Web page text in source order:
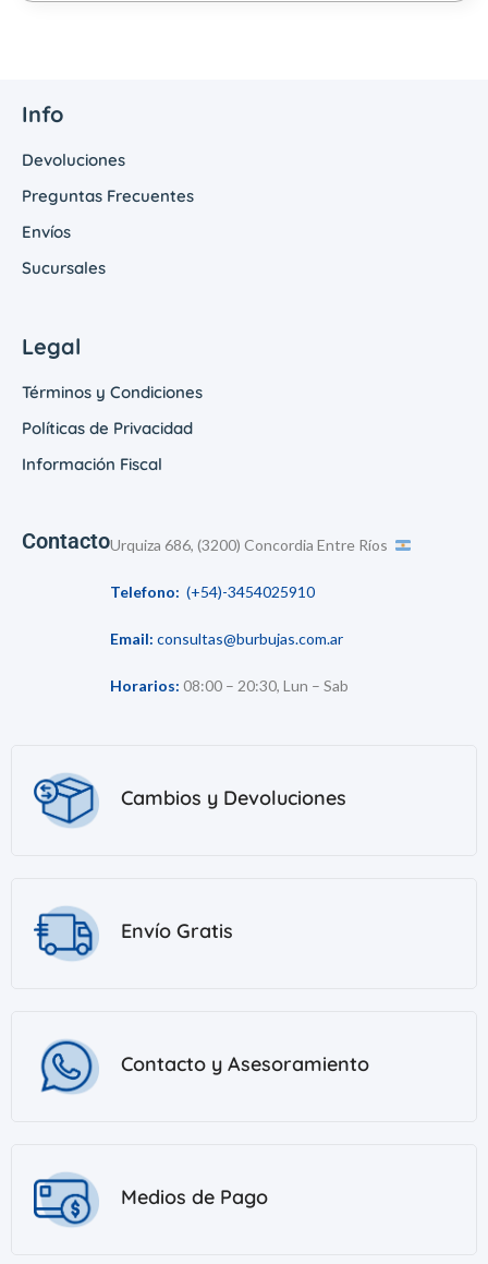
Info
Devoluciones
Preguntas Frecuentes
Envíos
Sucursales
Legal
Términos y Condiciones
Políticas de Privacidad
Información Fiscal
ContactoUrquiza 686, (3200) Concordia Entre Ríos
Telefono: (+54)-3454025910
Email: consultas@burbujas.com.ar
Horarios: 08:00 – 20:30, Lun – Sab
Cambios y Devoluciones
Envío Gratis
Contacto y Asesoramiento
Medios de Pago